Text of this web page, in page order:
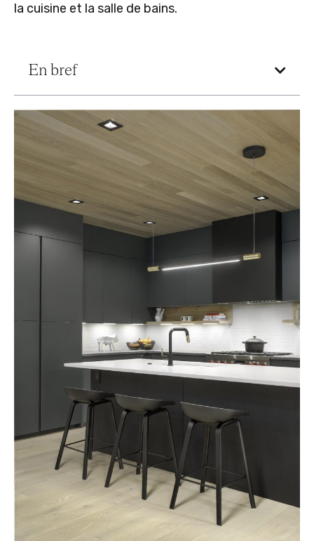
la cuisine et la salle de bains.
En bref